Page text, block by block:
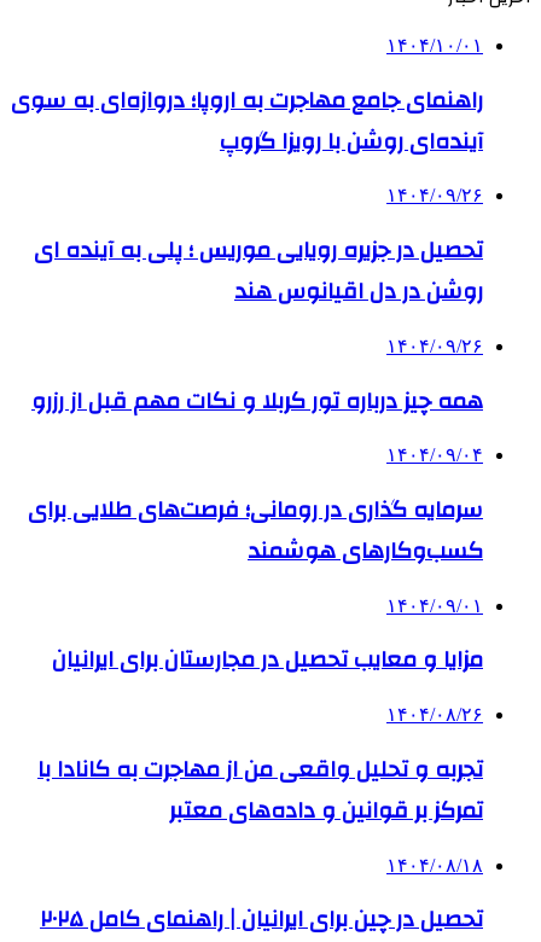
۱۴۰۴/۱۰/۰۱
راهنمای جامع مهاجرت به اروپا؛ دروازه‌ای به سوی
آینده‌ای روشن با رویزا گروپ
۱۴۰۴/۰۹/۲۶
تحصیل در جزیره رویایی موریس ؛ پلی به آینده ‌ای
روشن در دل اقیانوس ‌هند
۱۴۰۴/۰۹/۲۶
همه چیز درباره تور کربلا و نکات مهم قبل از رزرو
۱۴۰۴/۰۹/۰۴
سرمایه گذاری در رومانی؛ فرصت‌های طلایی برای
کسب‌وکارهای هوشمند
۱۴۰۴/۰۹/۰۱
مزایا و معایب تحصیل در مجارستان برای ایرانیان
۱۴۰۴/۰۸/۲۶
تجربه و تحلیل واقعی من از مهاجرت به کانادا با
تمرکز بر قوانین و داده‌های معتبر
۱۴۰۴/۰۸/۱۸
تحصیل در چین برای ایرانیان | راهنمای کامل ۲۰۲۵